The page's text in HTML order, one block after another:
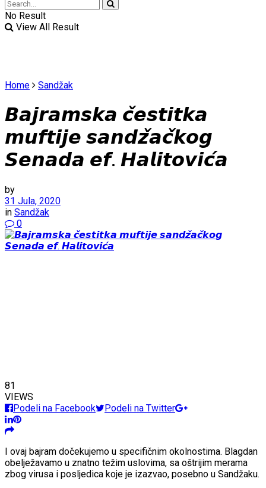
No Result
View All Result
Home Sandžak
𝘽𝙖𝙟𝙧𝙖𝙢𝙨𝙠𝙖 𝙘̌𝙚𝙨𝙩𝙞𝙩𝙠𝙖
𝙢𝙪𝙛𝙩𝙞𝙟𝙚 𝙨𝙖𝙣𝙙𝙯̌𝙖𝙘̌𝙠𝙤𝙜
𝙎𝙚𝙣𝙖𝙙𝙖 𝙚𝙛. 𝙃𝙖𝙡𝙞𝙩𝙤𝙫𝙞𝙘́𝙖
by
31 Jula, 2020
in Sandžak
0
81
VIEWS
Podeli na Facebook
Podeli na Twitter
I ovaj bajram dočekujemo u specifičnim okolnostima. Blagdan
obelježavamo u znatno težim uslovima, sa oštrijim merama
zbog virusa i posljedica koje je izazvao, posebno u Sandžaku.